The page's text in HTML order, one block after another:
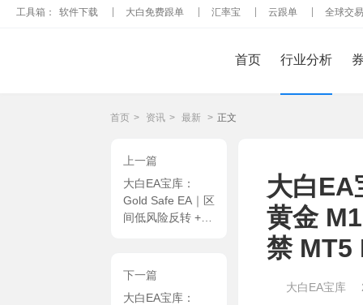
工具箱： 软件下载 大白免费跟单 汇率宝 云跟单 全球交
首页 行业分析
首页 > 资讯 > 最新 > 正文
上一篇
大白EA宝库：
Gold Safe EA｜区
间低风险反转 +
动 MT4 EA
下一篇
大白EA宝库：
大白EA
黄金
禁 MT5
大白EA宝库